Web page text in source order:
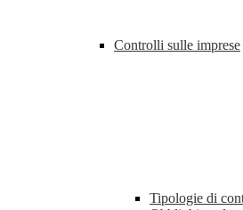
Controlli sulle imprese
Tipologie di